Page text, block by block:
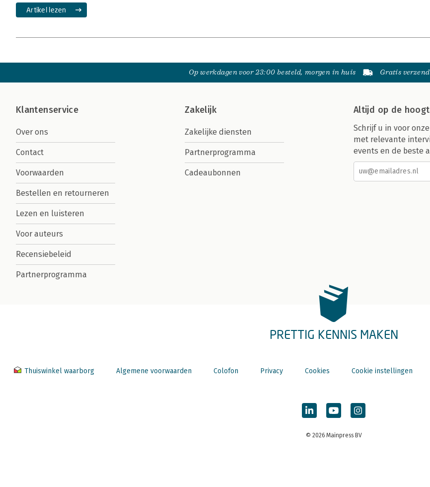
Artikel lezen
Op werkdagen voor 23:00 besteld, morgen in huis Gratis
Klantenservice
Over ons
Contact
Voorwaarden
Bestellen en retourneren
Lezen en luisteren
Voor auteurs
Recensiebeleid
Partnerprogramma
Zakelijk
Zakelijke diensten
Partnerprogramma
Cadeaubonnen
Altijd op de
Schrijf u in voor
met relevante
events en de beste
PRETTIG KENNIS MAKEN
Thuiswinkel waarborg Algemene voorwaarden Colofon Privacy Cookies Cookie instellingen
© 2026 Mainpress BV